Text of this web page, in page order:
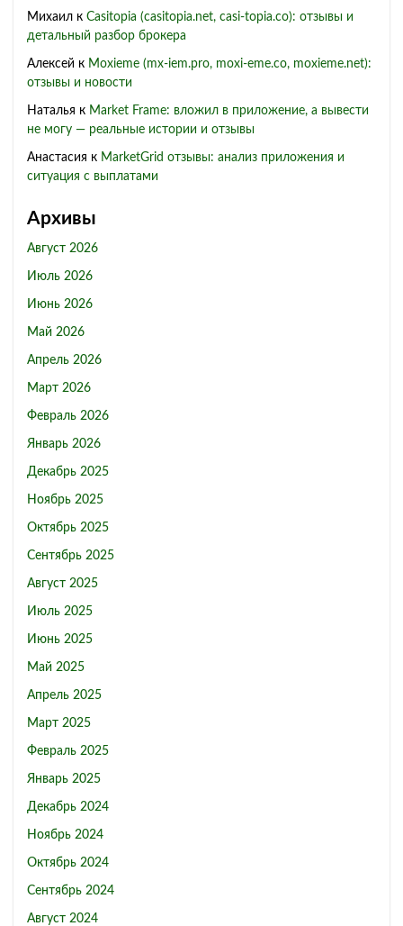
Михаил к Casitopia (casitopia.net, casi-topia.co): отзывы и
детальный разбор брокера
Алексей к Moxieme (mx-iem.pro, moxi-eme.co, moxieme.net):
отзывы и новости
Наталья к Market Frame: вложил в приложение, а вывести
не могу — реальные истории и отзывы
Анастасия к MarketGrid отзывы: анализ приложения и
ситуация с выплатами
Архивы
Август 2026
Июль 2026
Июнь 2026
Май 2026
Апрель 2026
Март 2026
Февраль 2026
Январь 2026
Декабрь 2025
Ноябрь 2025
Октябрь 2025
Сентябрь 2025
Август 2025
Июль 2025
Июнь 2025
Май 2025
Апрель 2025
Март 2025
Февраль 2025
Январь 2025
Декабрь 2024
Ноябрь 2024
Октябрь 2024
Сентябрь 2024
Август 2024